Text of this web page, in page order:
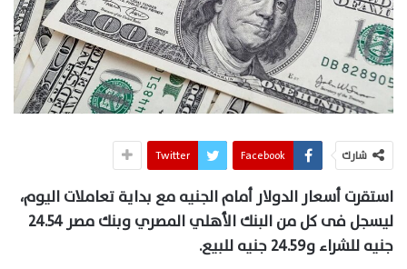
شارك Facebook
Twitter
استقرت أسعار الدولار أمام الجنيه مع بداية تعاملات اليوم،
ليسجل فى كل من البنك الأهلي المصري وبنك مصر 24.54
جنيه للشراء و24.59 جنيه للبيع.